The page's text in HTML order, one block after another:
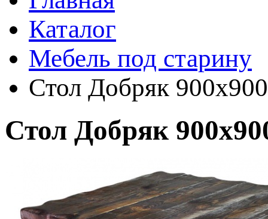
Каталог
Мебель под старину
Стол Добряк 900х900
Стол Добряк